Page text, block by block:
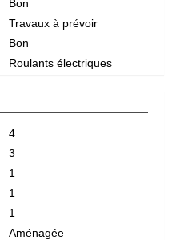
Bon
Travaux à prévoir
Bon
Roulants électriques
4
3
1
1
1
Aménagée